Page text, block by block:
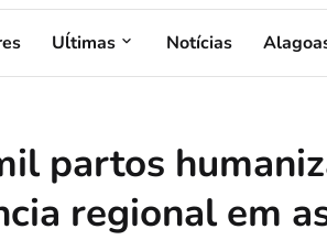
Uĺtimas Notícias
partos
regional em